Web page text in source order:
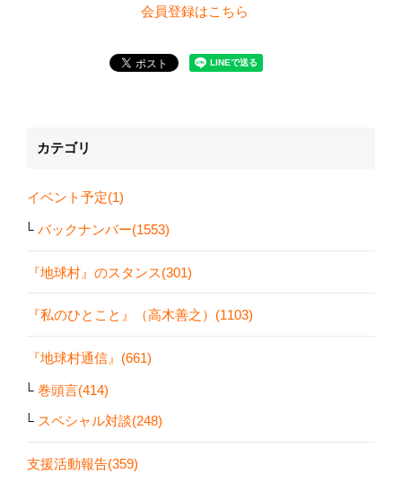
会員登録はこちら
カテゴリ
イベント予定(1)
バックナンバー(1553)
『地球村』のスタンス(301)
『私のひとこと』（高木善之）(1103)
『地球村通信』(661)
巻頭言(414)
スペシャル対談(248)
支援活動報告(359)